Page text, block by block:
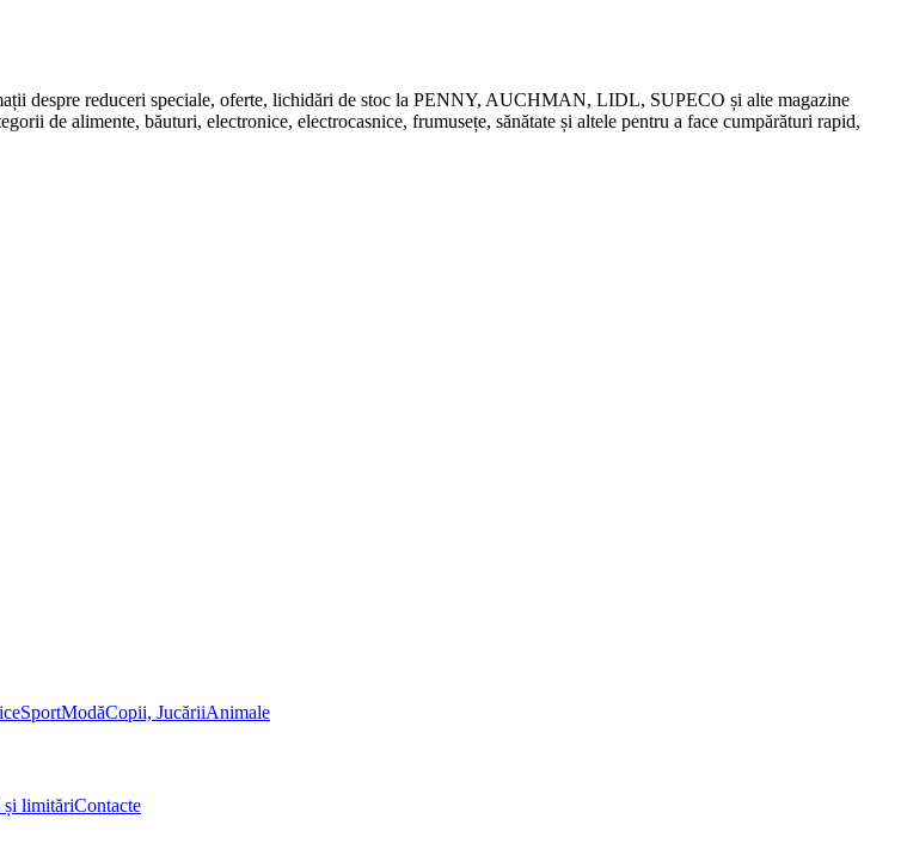
despre reduceri speciale, oferte, lichidări de stoc la PENNY, AUCHMAN, LIDL, SUPECO și alte magazine
de alimente, băuturi, electronice, electrocasnice, frumusețe, sănătate și altele pentru a face cumpărături rapid,
SportModăCopii, JucăriiAnimale
limităriContacte